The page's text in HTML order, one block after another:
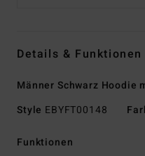
Details & Funktionen
Männer Schwarz Hoodie
Style EBYFT00148
Funktionen